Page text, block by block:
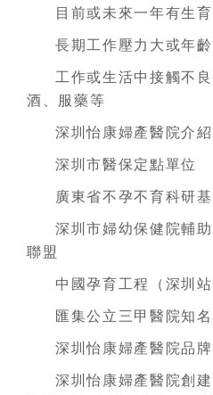
目前或未來一年有生
長期工作壓力大或年
工作或生活中接觸不
酒、服藥等
深圳怡康婦產醫院介紹
深圳市醫保定點單位
廣東省不孕不育科研
深圳市婦幼保健院輔
聯盟
中國孕育工程（深圳
匯集公立三甲醫院知
深圳怡康婦產醫院品
深圳怡康婦產醫院創